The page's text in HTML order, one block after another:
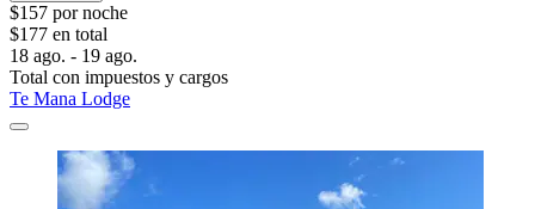
$157 por noche
$177 en total
18 ago. - 19 ago.
Total con impuestos y cargos
Te Mana Lodge